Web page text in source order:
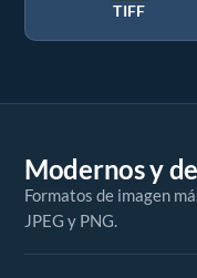
TIFF
Modernos y
Formatos de imagen
JPEG y PNG.